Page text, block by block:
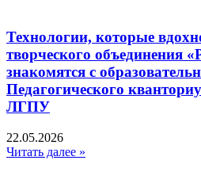
Технологии, которые
творческого объединения
знакомятся с
Педагогического
ЛГПУ
22.05.2026
Читать далее »